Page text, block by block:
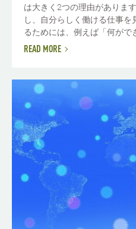
は大きく2つの理由がありま
し、自分らしく働ける仕事
るためには、例えば「何がで
READ MORE